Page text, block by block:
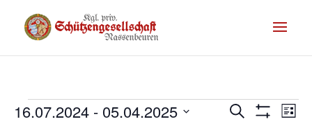
Termine
Termine
Suche
Liste
16.07.2024 - 05.04.2025